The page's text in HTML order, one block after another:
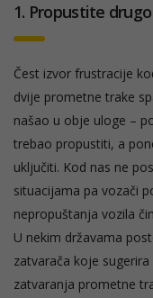
1. Propustite
Čest izvor frustracije
dvije prometne trake
našao u obje uloge –
trebao propustiti, a
uključiti. Kod nas ne
situacijama pa vozači
nepropuštanja vozila
U nekim državama
zatvarača koje
zatvaranja prometne